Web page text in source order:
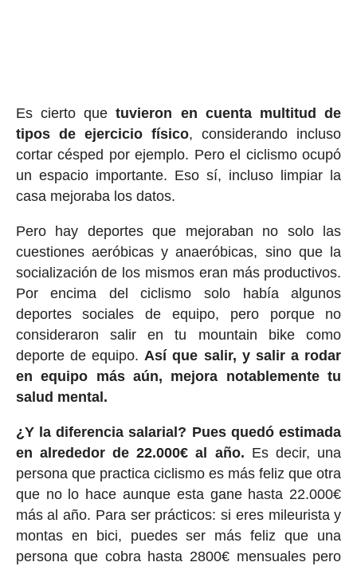
Es cierto quetuvieron en cuenta multitud de
tipos de ejercicio físico, considerando incluso
cortar césped por ejemplo. Pero el ciclismo ocupó
un espacio importante. Eso sí, incluso limpiar la
casa mejoraba los datos.
Pero hay deportes que mejoraban no solo las
cuestiones aeróbicas y anaeróbicas, sino que la
socialización de los mismos eran más productivos.
Por encima del ciclismo solo había algunos
deportes sociales de equipo, pero porque no
consideraron salir en tu mountain bike como
deporte de equipo.Así que salir, y salir a rodar
en equipo más aún, mejora notablemente tu
salud mental.
¿Y la diferencia salarial? Pues quedó estimada
en alrededor de 22.000€ al año. Es decir, una
persona que practica ciclismo es más feliz que otra
que no lo hace aunque esta gane hasta 22.000€
más al año. Para ser prácticos: si eres mileurista y
montas en bici, puedes ser más feliz que una
persona que cobra hasta 2800€ mensuales pero